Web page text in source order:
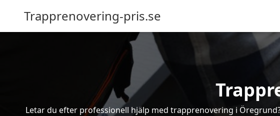
Trapprenovering-pris.se
Letar du efter professionell hjälp med trapprenovering i